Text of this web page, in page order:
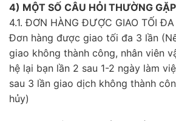
4) MỘT SỐ CÂU HỎI THƯỜNG GẶP
4.1. ĐƠN HÀNG ĐƯỢC GIAO TỐI
Đơn hàng được giao tối đa 3 lần
giao không thành công, nhân viên
hệ lại bạn lần 2 sau 1-2 ngày làm
sau 3 lần giao dịch không thành
hủy)